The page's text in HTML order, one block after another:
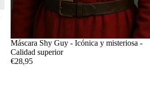
Máscara Shy Guy - Icónica y misteriosa -
Calidad superior
€28,95